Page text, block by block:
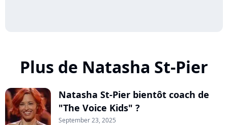
Plus de Natasha St-Pier
Natasha St-Pier bientôt coach de
"The Voice Kids" ?
September 23, 2025